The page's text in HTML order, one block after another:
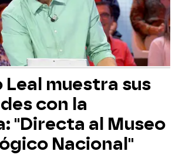
Leal muestra sus
con la
"Directa al Museo
Nacional"